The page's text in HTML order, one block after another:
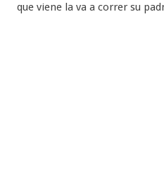
que viene la va a correr su